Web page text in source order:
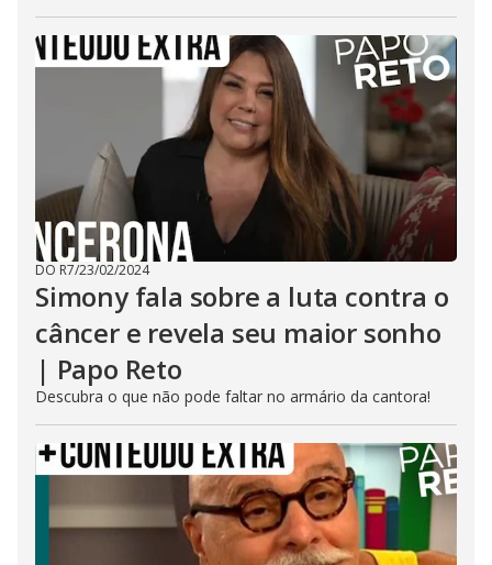
DO R7/23/02/2024
Simony fala sobre a luta contra o
câncer e revela seu maior sonho
| Papo Reto
Descubra o que não pode faltar no armário da cantora!